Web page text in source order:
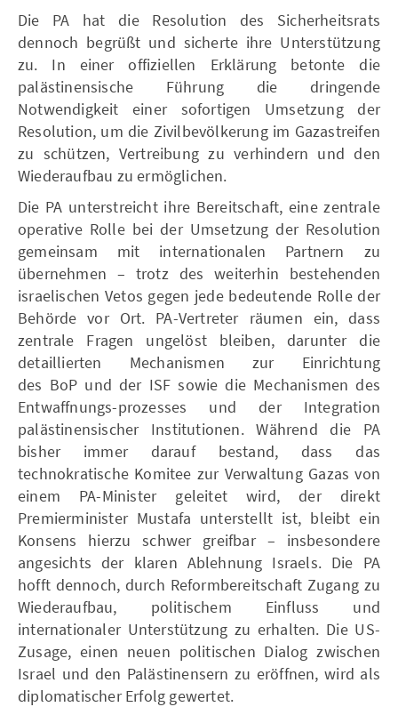
Die PA hat die Resolution des Sicherheitsrats
dennoch begrüßt und sicherte ihre Unterstützung
zu. In einer offiziellen Erklärung betonte die
palästinensische Führung die dringende
Notwendigkeit einer sofortigen Umsetzung der
Resolution, um die Zivilbevölkerung im Gazastreifen
zu schützen, Vertreibung zu verhindern und den
Wiederaufbau zu ermöglichen.
Die PA unterstreicht ihre Bereitschaft, eine zentrale
operative Rolle bei der Umsetzung der Resolution
gemeinsam mit internationalen Partnern zu
übernehmen – trotz des weiterhin bestehenden
israelischen Vetos gegen jede bedeutende Rolle der
Behörde vor Ort. PA-Vertreter räumen ein, dass
zentrale Fragen ungelöst bleiben, darunter die
detaillierten Mechanismen zur Einrichtung
des BoP und der ISF sowie die Mechanismen des
Entwaffnungs-prozesses und der Integration
palästinensischer Institutionen. Während die PA
bisher immer darauf bestand, dass das
technokratische Komitee zur Verwaltung Gazas von
einem PA-Minister geleitet wird, der direkt
Premierminister Mustafa unterstellt ist, bleibt ein
Konsens hierzu schwer greifbar – insbesondere
angesichts der klaren Ablehnung Israels. Die PA
hofft dennoch, durch Reformbereitschaft Zugang zu
Wiederaufbau, politischem Einfluss und
internationaler Unterstützung zu erhalten. Die US-
Zusage, einen neuen politischen Dialog zwischen
Israel und den Palästinensern zu eröffnen, wird als
diplomatischer Erfolg gewertet.